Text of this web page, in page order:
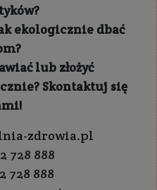
ekologicznie dbać
lub złożyć
Skontaktuj się
zdrowia.pl
728 888
728 888